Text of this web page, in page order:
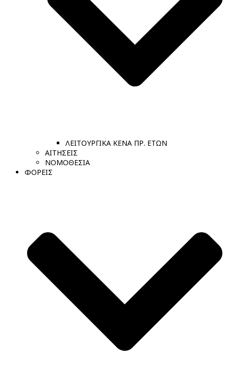
ΛΕΙΤΟΥΡΓΙΚΑ ΚΕΝΑ ΠΡ. ΕΤΩΝ
ΑΙΤΗΣΕΙΣ
ΝΟΜΟΘΕΣΙΑ
ΦΟΡΕΙΣ